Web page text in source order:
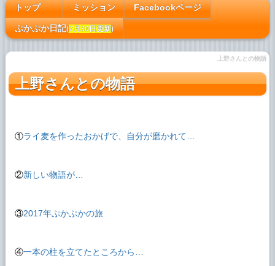
トップ
[#c2d2d716]
ミッション Facebookページ
ぷかぷか日記(7月30日更新)
上野さんとの物語
上野さんとの物語
①ライ麦を作ったおかげで、自分が磨かれて…
②新しい物語が…
③2017年ぷかぷかの旅
④一本の柱を立てたところから…